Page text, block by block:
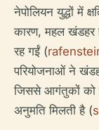
नेपोलियन युद्धों में
कारण, महल खंडहर
रह गईं (
परियोजनाओं ने
जिससे आगंतुकों को
अनुमति मिलती है (